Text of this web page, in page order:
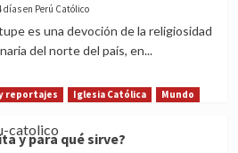
días en Perú Católico
es una devoción de la religiosidad
del norte del país, en...
reportajes Iglesia Católica Mundo
y para qué sirve?